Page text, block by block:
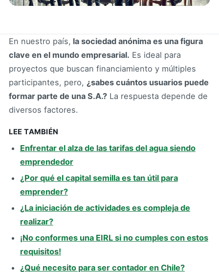
En nuestro país, la sociedad anónima es una figura
clave en el mundo empresarial. Es ideal para
proyectos que buscan financiamiento y múltiples
participantes, pero, ¿sabes cuántos usuarios puede
formar parte de una S.A.? La respuesta depende de
diversos factores.
LEE TAMBIÉN
Enfrentar el alza de las tarifas del agua siendo
emprendedor
¿Por qué el capital semilla es tan útil para
emprender?
¿La iniciación de actividades es compleja de
realizar?
¡No conformes una EIRL si no cumples con estos
requisitos!
¿Qué necesito para ser contador en Chile?